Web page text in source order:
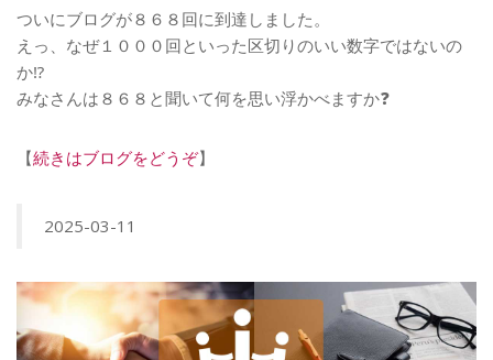
ついにブログが８６８回に到達しました。
えっ、なぜ１０００回といった区切りのいい数字ではないの
か⁉️
みなさんは８６８と聞いて何を思い浮かべますか❓
【続きはブログをどうぞ】
2025-03-11